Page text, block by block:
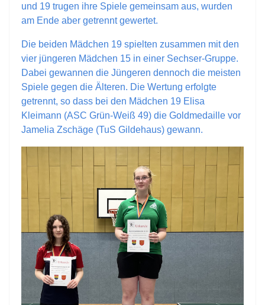
und 19 trugen ihre Spiele gemeinsam aus, wurden
am Ende aber getrennt gewertet.
Die beiden Mädchen 19 spielten zusammen mit den
vier jüngeren Mädchen 15 in einer Sechser-Gruppe.
Dabei gewannen die Jüngeren dennoch die meisten
Spiele gegen die Älteren. Die Wertung erfolgte
getrennt, so dass bei den Mädchen 19 Elisa
Kleimann (ASC Grün-Weiß 49) die Goldmedaille vor
Jamelia Zschäge (TuS Gildehaus) gewann.